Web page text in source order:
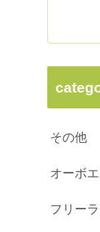
その他
オーボ
フリー